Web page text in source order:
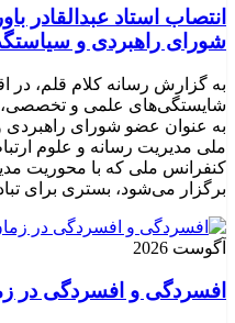
انتصاب استاد عبدالقادر
شورای راهبردی و
به گزارش رسانه کلام قلم، در
شایستگی‌های علمی و تخصصی،
به عنوان عضو شورای راهبردی
ملی مدیریت رسانه و علوم
کنفرانس ملی که با محوریت
برگزار می‌شود، بستری برای
آگوست 2026
افسردگی و افسردگی در